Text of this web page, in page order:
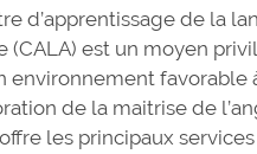
d’apprentissage de la
(CALA) est un moyen
environnement favorable
de la maitrise de
les principaux